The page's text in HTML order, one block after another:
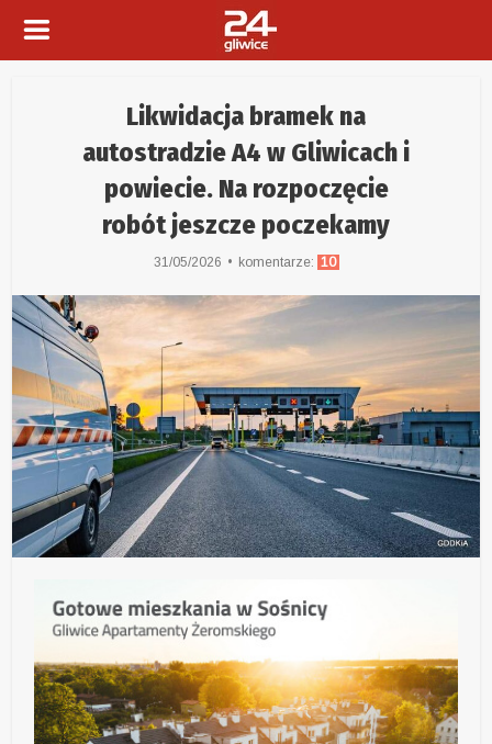
Likwidacja bramek na
autostradzie A4 w Gliwicach i
powiecie. Na rozpoczęcie
robót jeszcze poczekamy
31/05/2026 komentarze: 10